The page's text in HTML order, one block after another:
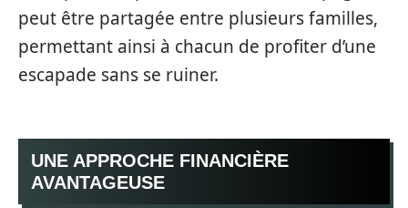
peut être partagée entre plusieurs familles,
permettant ainsi à chacun de profiter d’une
escapade sans se ruiner.
UNE APPROCHE FINANCIÈRE
AVANTAGEUSE